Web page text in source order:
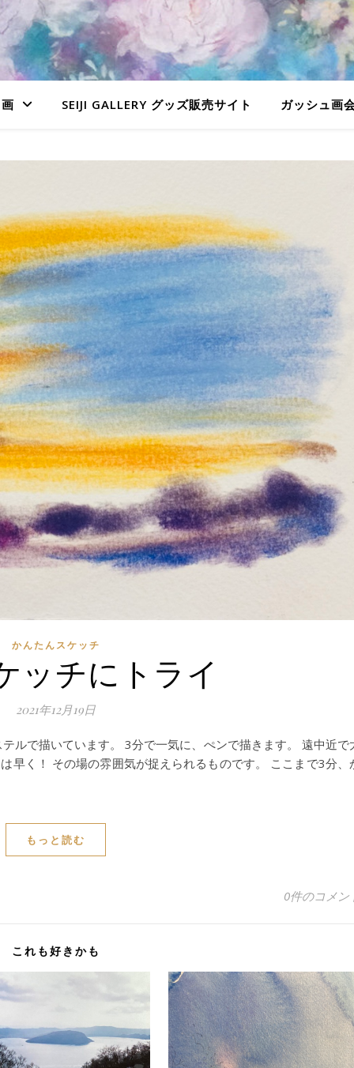
SEIJI GALLERY グッズ販売サイト ガッシュ画
かんたんスケッチ
ッチにトライ
2021年12月19日
ルで描いています。 3分で一気に、ぺンで描きます。 遠中近で
早く！ その場の雰囲気が捉えられるものです。 ここまで3分、
もっと読む
0件のコメン
これも好きかも